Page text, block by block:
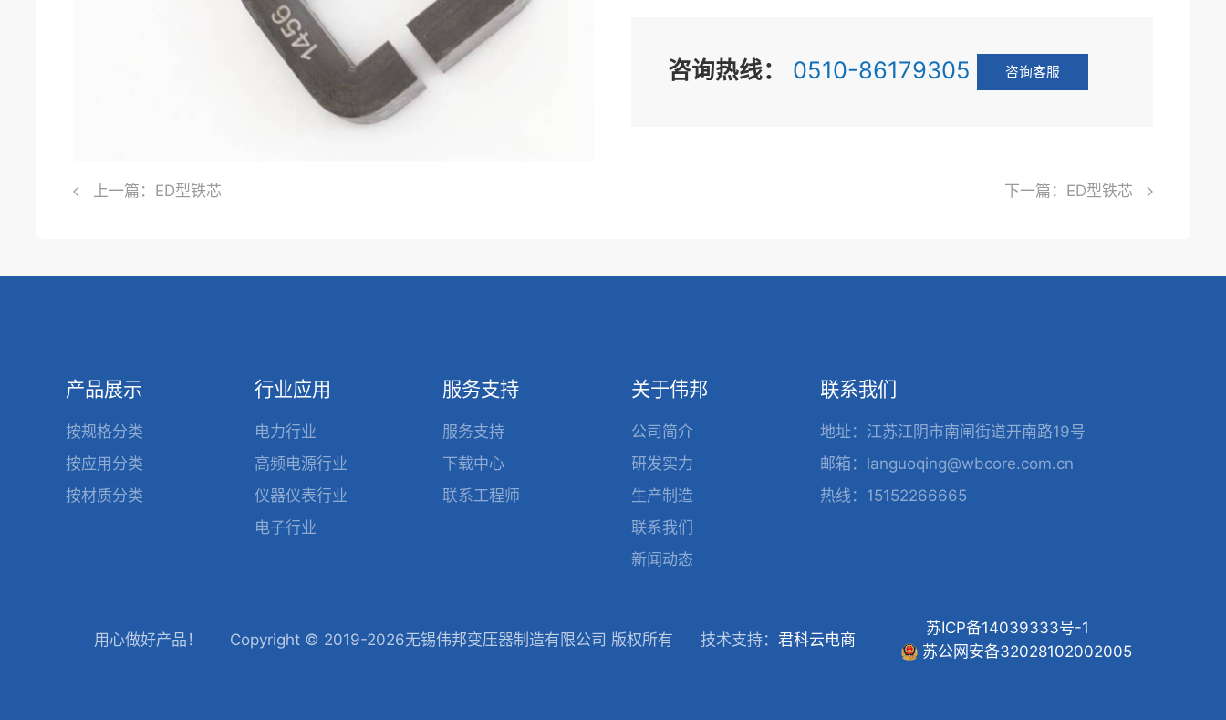
咨询热线： 0510-86179305 咨询客服
上一篇：ED型铁芯 下一篇：ED型铁芯
产品展示
按规格分类
按应用分类
按材质分类
行业应用
电力行业
高频电源行业
仪器仪表行业
电子行业
服务支持
服务支持
下载中心
联系工程师
关于伟邦
公司简介
研发实力
生产制造
联系我们
新闻动态
联系我们
地址：江苏江阴市南闸街道开南路19号
邮箱：languoqing@wbcore.com.cn
热线：15152266665
用心做好产品！ Copyright © 2019-2026无锡伟邦变压器制造有限公司 版权所有 技术支持： 君科云电商
苏ICP备14039333号-1
苏公网安备32028102002005